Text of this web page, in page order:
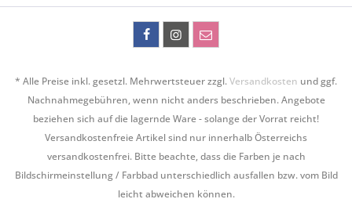
* Alle Preise inkl. gesetzl. Mehrwertsteuer zzgl.Versandkosten und ggf.
Nachnahmegebühren, wenn nicht anders beschrieben. Angebote
beziehen sich auf die lagernde Ware - solange der Vorrat reicht!
Versandkostenfreie Artikel sind nur innerhalb Österreichs
versandkostenfrei. Bitte beachte, dass die Farben je nach
Bildschirmeinstellung / Farbbad unterschiedlich ausfallen bzw. vom Bild
leicht abweichen können.